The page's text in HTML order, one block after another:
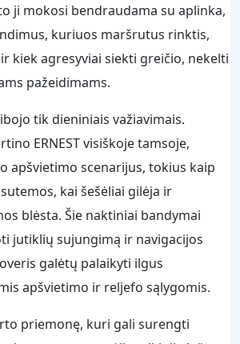
ji mokosi bendraudama su aplinka,
kuriuos maršrutus rinktis,
kiek agresyviai siekti greičio, nekelti
pažeidimams.
tik dieniniais važiavimais.
ERNEST visiškoje tamsoje,
apšvietimo scenarijus, tokius kaip
kai šešėliai gilėja ir
blėsta. Šie naktiniai bandymai
jutiklių sujungimą ir navigacijos
galėtų palaikyti ilgus
apšvietimo ir reljefo sąlygomis.
priemonę, kuri gali surengti